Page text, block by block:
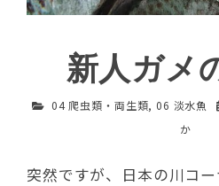
新人ガメ
04 爬虫類・両生類,06 淡水魚
か
突然ですが、日本の川コ